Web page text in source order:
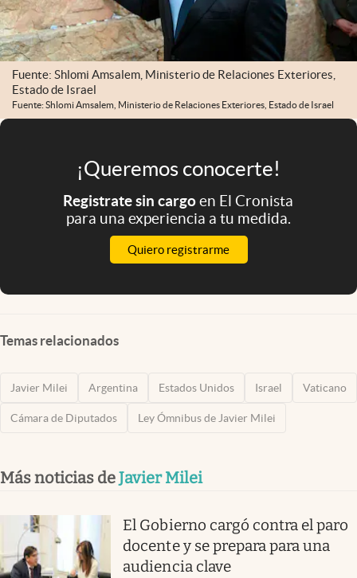
Mediakit
abre en nueva pestaña
Argentina
Fuente: Shlomi Amsalem, Ministerio de Relaciones Exteriores,
Estado de Israel
Fuente: Shlomi Amsalem, Ministerio de Relaciones Exteriores, Estado de Israel
¡Queremos conocerte!
Registrate sin cargoen El Cronista
para una experiencia a tu medida.
Quiero registrarme
Temas relacionados
Javier Milei Argentina Estados Unidos Israel Vaticano
Cámara de Diputados Ley Ómnibus de Javier Milei
Más noticias deJavier Milei
El Gobierno cargó contra el paro
docente y se prepara para una
audiencia clave